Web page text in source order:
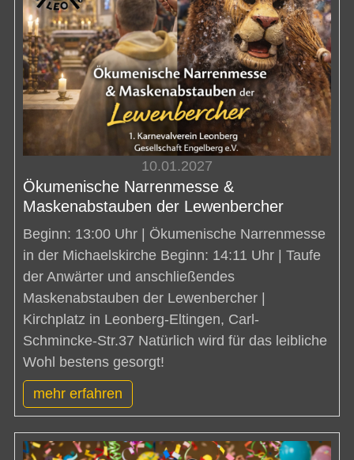
10.01.2027
Ökumenische Narrenmesse &
Maskenabstauben der Lewenbercher
Beginn: 13:00 Uhr | Ökumenische Narrenmesse
in der Michaelskirche Beginn: 14:11 Uhr | Taufe
der Anwärter und anschließendes
Maskenabstauben der Lewenbercher |
Kirchplatz in Leonberg-Eltingen, Carl-
Schmincke-Str.37 Natürlich wird für das leibliche
Wohl bestens gesorgt!
mehr erfahren